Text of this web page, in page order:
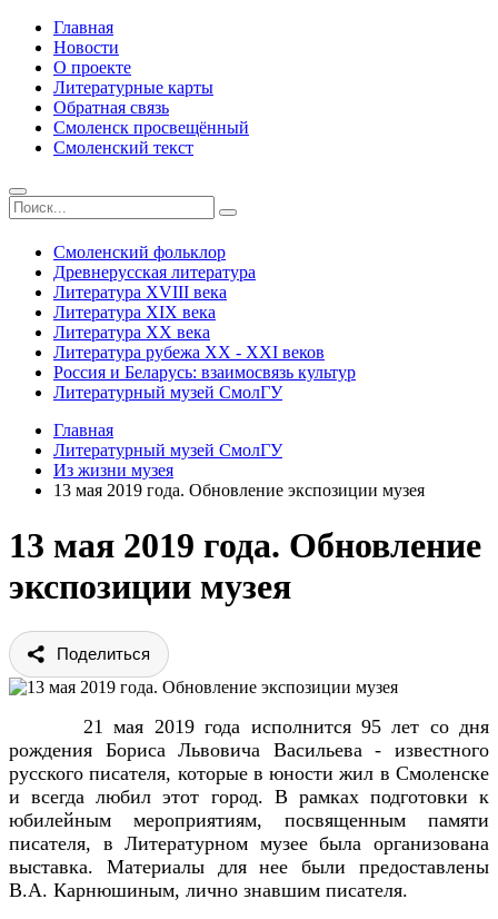
Главная
Новости
О проекте
Литературные карты
Обратная связь
Смоленск просвещённый
Смоленский текст
Смоленский фольклор
Древнерусская литература
Литература ХVIII века
Литература ХIХ века
Литература ХХ века
Литература рубежа ХХ - ХХI веков
Россия и Беларусь: взаимосвязь культур
Литературный музей СмолГУ
Главная
Литературный музей СмолГУ
Из жизни музея
13 мая 2019 года. Обновление экспозиции музея
13 мая 2019 года. Обновление
экспозиции музея
Поделиться
21 мая 2019 года исполнится 95 лет со дня
рождения Бориса Львовича Васильева - известного
русского писателя, которые в юности жил в Смоленске
и всегда любил этот город. В рамках подготовки к
юбилейным мероприятиям, посвященным памяти
писателя, в Литературном музее была организована
выставка. Материалы для нее были предоставлены
В.А. Карнюшиным, лично знавшим писателя.